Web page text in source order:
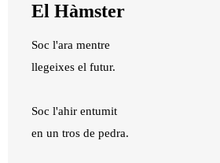
El Hàmster
Soc l'ara mentre
llegeixes el futur.
Soc l'ahir entumit
en un tros de pedra.